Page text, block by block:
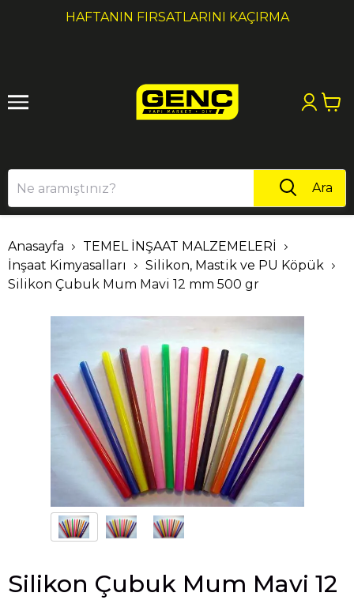
HAFTANIN FIRSATLARINI KAÇIRMA
1 2
Ara
Anasayfa
TEMEL İNŞAAT MALZEMELERİ
İnşaat Kimyasalları
Silikon, Mastik ve PU Köpük
Silikon Çubuk Mum Mavi 12 mm 500 gr
Silikon Çubuk Mum Mavi 12